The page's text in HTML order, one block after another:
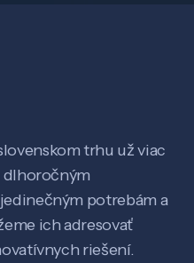
trhu už viac
dlhoročným
potrebám a
ich adresovať
riešení.